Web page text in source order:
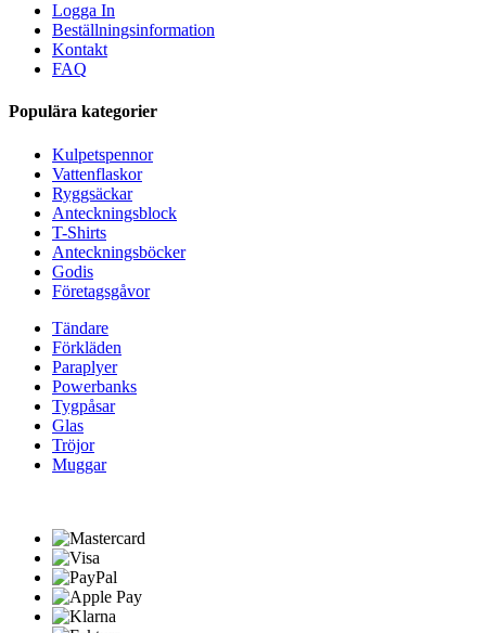
Logga In
Beställningsinformation
Kontakt
FAQ
Populära kategorier
Kulpetspennor
Vattenflaskor
Ryggsäckar
Anteckningsblock
T-Shirts
Anteckningsböcker
Godis
Företagsgåvor
Tändare
Förkläden
Paraplyer
Powerbanks
Tygpåsar
Glas
Tröjor
Muggar